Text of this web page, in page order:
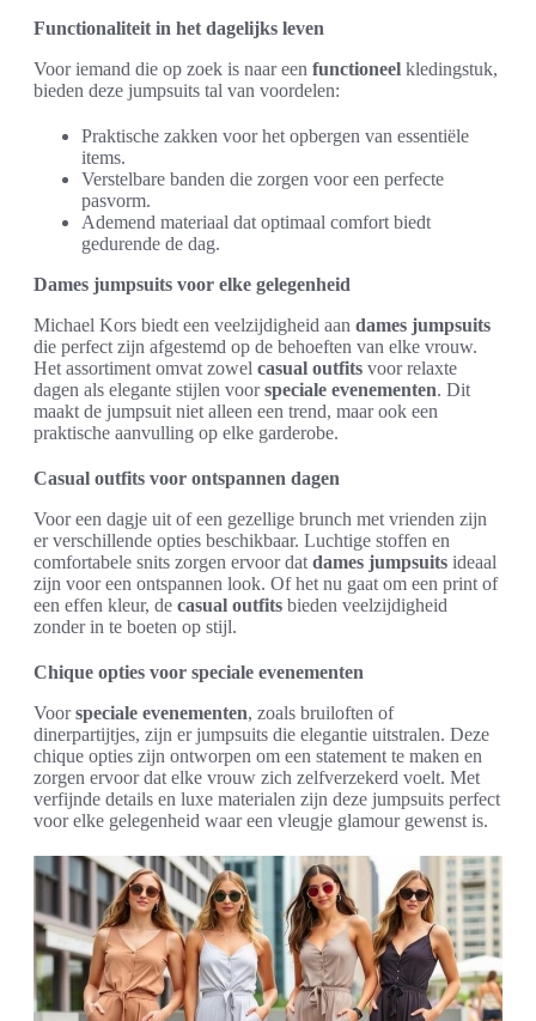
Functionaliteit in het dagelijks leven
Voor iemand die op zoek is naar een functioneel kledingstuk,
bieden deze jumpsuits tal van voordelen:
Praktische zakken voor het opbergen van essentiële
items.
Verstelbare banden die zorgen voor een perfecte
pasvorm.
Ademend materiaal dat optimaal comfort biedt
gedurende de dag.
Dames jumpsuits voor elke gelegenheid
Michael Kors biedt een veelzijdigheid aan dames jumpsuits
die perfect zijn afgestemd op de behoeften van elke vrouw.
Het assortiment omvat zowel casual outfits voor relaxte
dagen als elegante stijlen voorspeciale evenementen. Dit
maakt de jumpsuit niet alleen een trend, maar ook een
praktische aanvulling op elke garderobe.
Casual outfits voor ontspannen dagen
Voor een dagje uit of een gezellige brunch met vrienden zijn
er verschillende opties beschikbaar. Luchtige stoffen en
comfortabele snits zorgen ervoor dat dames jumpsuits ideaal
zijn voor een ontspannen look. Of het nu gaat om een print of
een effen kleur, de casual outfits bieden veelzijdigheid
zonder in te boeten op stijl.
Chique opties voor speciale evenementen
Voorspeciale evenementen, zoals bruiloften of
dinerpartijtjes, zijn er jumpsuits die elegantie uitstralen. Deze
chique opties zijn ontworpen om een statement te maken en
zorgen ervoor dat elke vrouw zich zelfverzekerd voelt. Met
verfijnde details en luxe materialen zijn deze jumpsuits perfect
voor elke gelegenheid waar een vleugje glamour gewenst is.